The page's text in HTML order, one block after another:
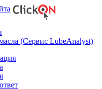
(Сервис LubeAnalyst)